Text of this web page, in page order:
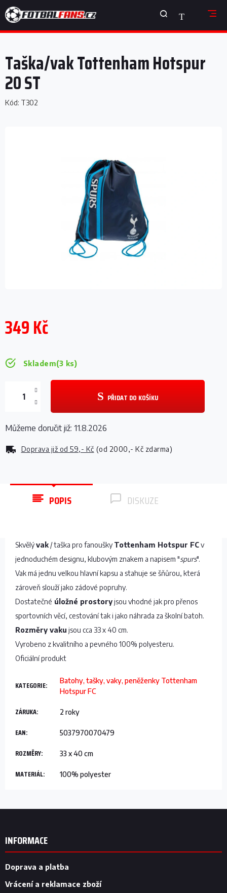
na
obsah
NÁKUPNÍ
KOŠÍK
Taška/vak Tottenham Hotspur
20 ST
Kód: T302
349 Kč
Skladem(3 ks)
Doprava již od 59,- Kč (od 2000,- Kč zdarma)
PŘIDAT DO KOŠÍKU
Můžeme doručit již: 11.8.2026
POPIS DISKUZE
Skvělývak / taška pro fanouškyTottenham Hotspur FCv
jednoduchém designu, klubovým znakem a napisem "spurs".
Vak má jednu velkou hlavní kapsu a stahuje se šňůrou, která
zároveň slouží jako zádové popruhy.
Dostatečné úložné prostoryjsou vhodné jak pro přenos
sportovních věcí, cestování tak i jako náhrada za školní batoh.
Rozměry vaku jsou cca 33 x 40 cm.
Vyrobeno z kvalitního a pevného 100% polyesteru.
Oficiální produkt
KATEGORIE:
Batohy, tašky, vaky, peněženky Tottenham
Hotspur FC
ZÁRUKA: 2 roky
EAN: 5037970070479
ROZMĚRY: 33 x 40 cm
MATERIÁL: 100% polyester
Z
INFORMACE
Doprava a platba
Vrácení a reklamace zboží